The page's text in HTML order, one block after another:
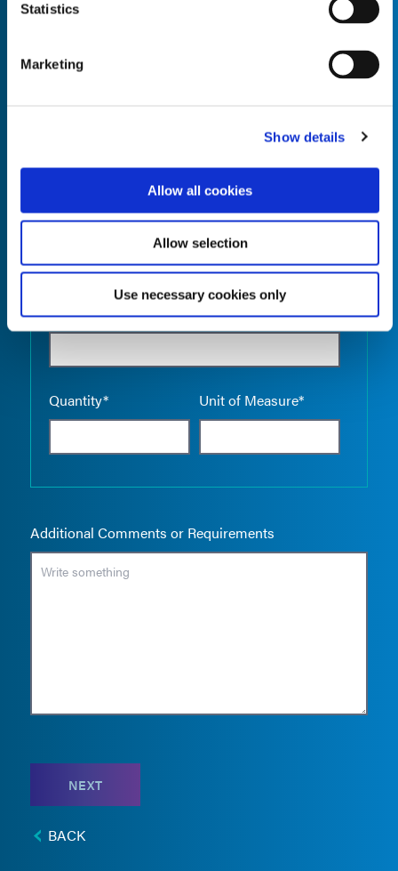
Statistics
Marketing
Show details
Allow all cookies
Allow selection
Use necessary cookies only
Unit of Measure*
Product Name*
Quantity* Unit of Measure*
Additional Comments or Requirements
NEXT
BACK